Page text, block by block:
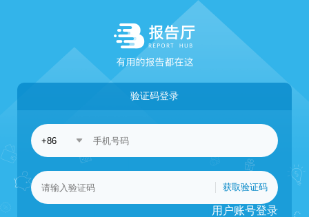
验证码登录
获取验证码
用户账号登录